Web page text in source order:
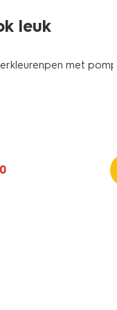
leuk
met